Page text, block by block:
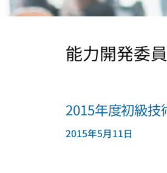
能力開発委
2015年度初級
2015年5月11日